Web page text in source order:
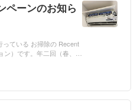
ペーンのお知ら
っている お掃除の Recent
）です。年二回（春、